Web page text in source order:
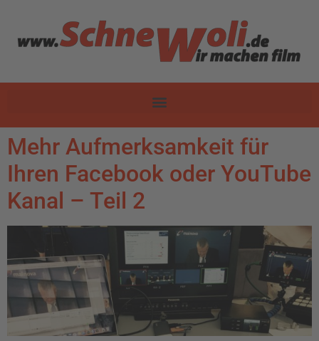
Mehr Aufmerksamkeit für
Ihren Facebook oder YouTube
Kanal – Teil 2